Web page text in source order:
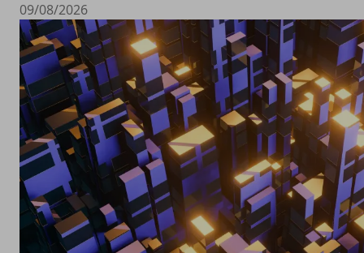
09/08/2026